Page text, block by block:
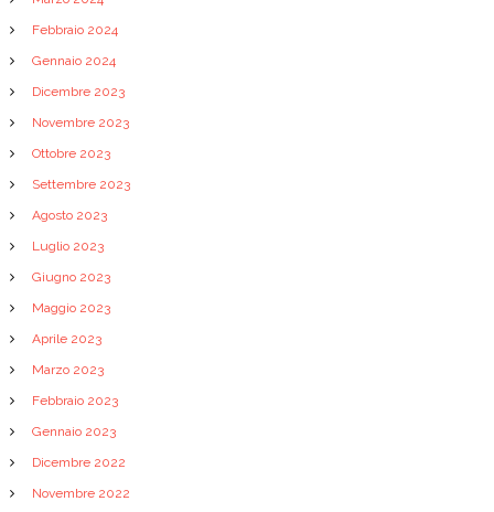
Febbraio 2024
Gennaio 2024
Dicembre 2023
Novembre 2023
Ottobre 2023
Settembre 2023
Agosto 2023
Luglio 2023
Giugno 2023
Maggio 2023
Aprile 2023
Marzo 2023
Febbraio 2023
Gennaio 2023
Dicembre 2022
Novembre 2022